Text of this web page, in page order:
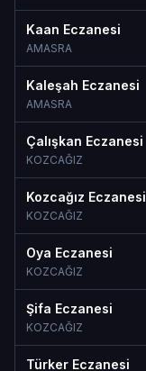
Kaan Eczanesi
AMASRA
Kaleşah Eczanesi
AMASRA
Çalışkan Eczanesi
KOZCAĞIZ
Kozcağız Eczanesi
KOZCAĞIZ
Oya Eczanesi
KOZCAĞIZ
Şifa Eczanesi
KOZCAĞIZ
Türker Eczanesi